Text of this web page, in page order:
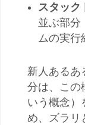
スタック
並ぶ部分
ムの実行
新人あるあ
分は、この
いう概念）
め、ズラリ